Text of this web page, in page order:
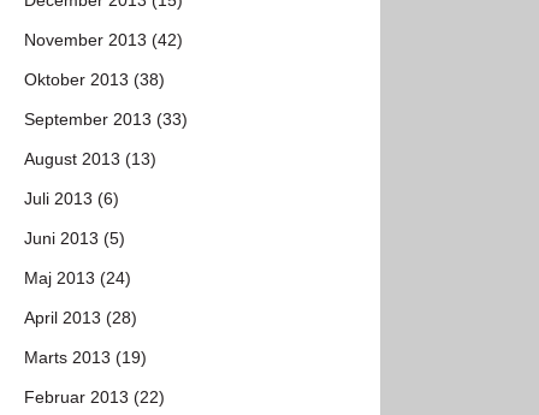
November 2013 (42)
Oktober 2013 (38)
September 2013 (33)
August 2013 (13)
Juli 2013 (6)
Juni 2013 (5)
Maj 2013 (24)
April 2013 (28)
Marts 2013 (19)
Februar 2013 (22)